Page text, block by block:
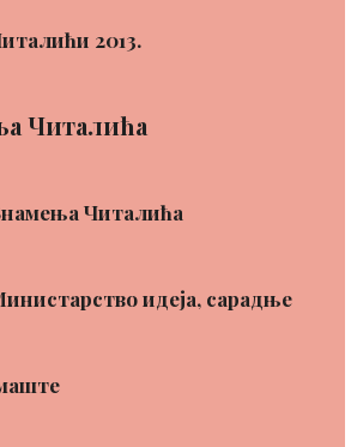
2013.
Читалића
Читалића
идеја, сарадње